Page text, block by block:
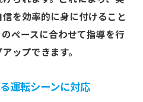
べき基本事項
で自信を育む
を効率的に身に付けること
ペースに合わせて指導を行
ップできます。
運転シーンに対応